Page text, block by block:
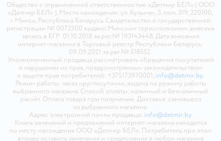
Общество с ограниченной ответственностью «Детмир БЕЛ» ( ООО
«Детмир БЕЛ» ). Место нахождения: ул. Кульман, 3, пом. 319, 220100,
г. Минск, Республика Беларусь. Свидетельство о государственной
регистрации № 0072500 выдано Минским горисполкомом, внесена
запись в ЕГР 01.10.2018 за рег.№ 193143448. Дата внесения
интернет-магазина в Торговый реестр Республики Беларусь:
09.09.2021 за рег.№ 518552.
Уполномоченный продавца рассматривать обращения покупателей
о нарушении их прав, предусмотренных законодательством
о защите прав потребителей: +375173970001, info@detmir.by.
Режим работы: заказ круглосуточно, выдача по режиму работы
выбранного магазина. Способ оплаты: наличный и безналичный
расчёт. Оплата товара при получении. Доставка: самовывоз
из выбранного магазина.
Адрес электронной почты продавца: info@detmir.by
Книга замечаний и предложений интернет-магазина находится
по месту нахождения ООО «Детмир БЕЛ». Потребитель при этом
вправе оставить замечания и предложения в любом магазине